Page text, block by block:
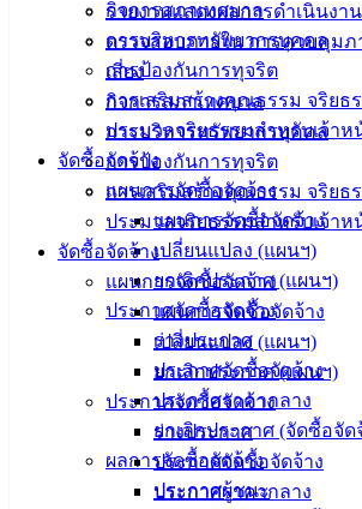
กิจการสภาเทศบาล
การบริหารทรัพยากรบุคคล
การป้องกันการทุจริต
การเสริมสร้างคุณธรรม จริยธ
ประมวลจริยธรรมสำหรับเจ้าห
จัดซื้อจัดจ้าง
แผนการจัดซื้อจัดจ้าง
แผนการจัดซื้อจัดจ้าง
เปลี่ยนแปลง (แผนฯ)
ยกเลิกประกาศ (แผนฯ)
ประกาศจัดซื้อจัดจ้าง
ร่างประกาศ
ประกาศจัดซื้อจัดจ้าง
ประกาศราคากลาง
ยกเลิกประกาศ (จัดซื้อจัด
ผลการจัดซื้อจัดจ้าง
ประกาศผู้ชนะ
รายงานแสดงผลการดำเนินงา
ตรวจสอบภายใน การควบคุมภ
เสี่ยง
กิจการสภาเทศบาล
การบริหารทรัพยากรบุคคล
การป้องกันการทุจริต
การเสริมสร้างคุณธรรม จริยธ
ประมวลจริยธรรมสำหรับเจ้าห
จัดซื้อจัดจ้าง
แผนการจัดซื้อจัดจ้าง
แผนการจัดซื้อจัดจ้าง
เปลี่ยนแปลง (แผนฯ)
ยกเลิกประกาศ (แผนฯ)
ประกาศจัดซื้อจัดจ้าง
ร่างประกาศ
ประกาศจัดซื้อจัดจ้าง
ประกาศราคากลาง
ดาวน์โหลด
แบบ
ฟอร์ม,
เอกสาร
คู่มือ
สำหรับ
ประชาชน/
คู่มือการ
ปฏิบัติ
งาน
ศุนย์
ข่าวสาร
อิเล็กทรอนิกส์